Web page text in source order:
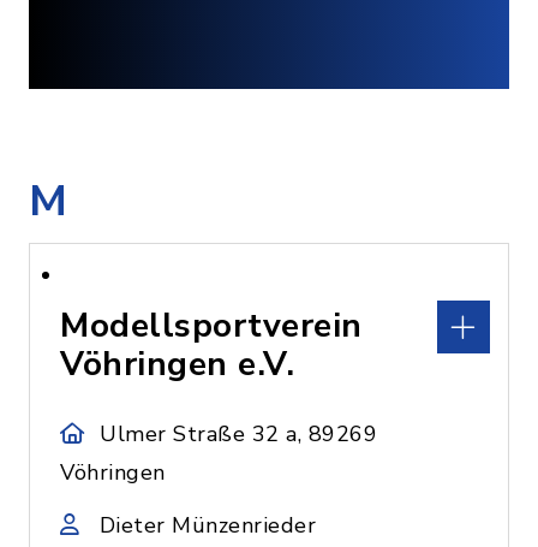
M
Modellsportverein
Vöhringen e.V.
Ulmer Straße 32 a, 89269
Vöhringen
Dieter Münzenrieder